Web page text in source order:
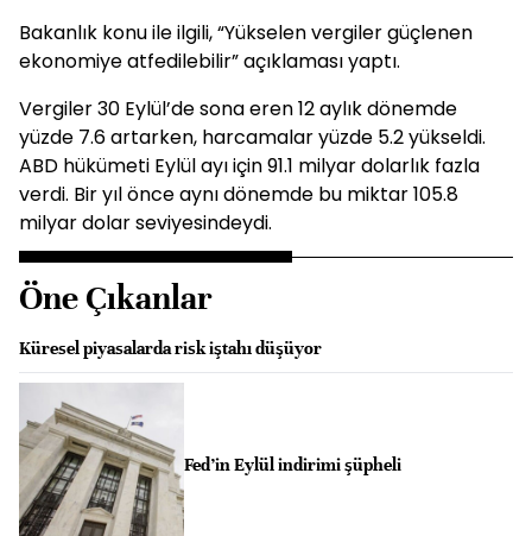
Bakanlık konu ile ilgili, “Yükselen vergiler güçlenen
ekonomiye atfedilebilir” açıklaması yaptı.
Vergiler 30 Eylül’de sona eren 12 aylık dönemde
yüzde 7.6 artarken, harcamalar yüzde 5.2 yükseldi.
ABD hükümeti Eylül ayı için 91.1 milyar dolarlık fazla
verdi. Bir yıl önce aynı dönemde bu miktar 105.8
milyar dolar seviyesindeydi.
Öne Çıkanlar
Küresel piyasalarda risk iştahı düşüyor
Fed’in Eylül indirimi şüpheli